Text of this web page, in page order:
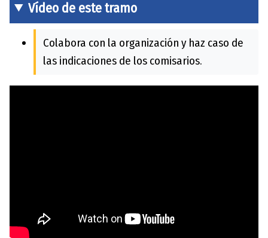
Vídeo de este tramo
Colabora con la organización y haz caso de
las indicaciones de los comisarios.